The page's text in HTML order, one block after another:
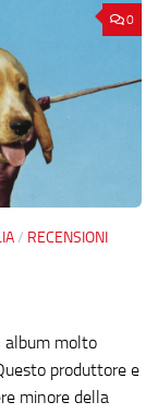
0
/ RECENSIONI
album molto
produttore e
minore della